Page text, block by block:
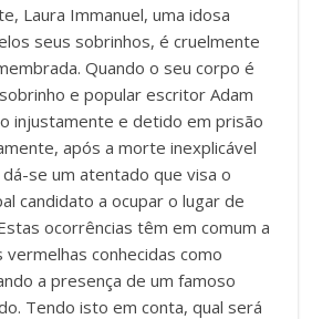
Laura Immanuel, uma idosa
seus sobrinhos, é cruelmente
Quando o seu corpo é
e popular escritor Adam
injustamente e detido em prisão
após a morte inexplicável
se um atentado que visa o
candidato a ocupar o lugar de
ocorrências têm em comum a
conhecidas como
a presença de um famoso
Tendo isto em conta, qual será